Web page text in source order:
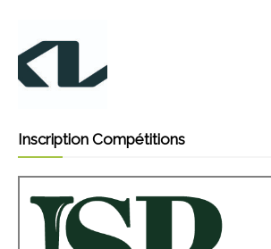
Inscription Compétitions